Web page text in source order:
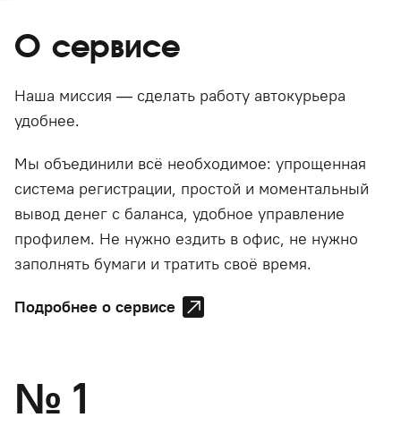
О сервисе
Наша миссия — сделать работу автокурьера
удобнее.
Мы объединили всё необходимое: упрощенная
система регистрации, простой и моментальный
вывод денег с баланса, удобное управление
профилем. Не нужно ездить в офис, не нужно
заполнять бумаги и тратить своё время.
Подробнее о сервисе
№ 1